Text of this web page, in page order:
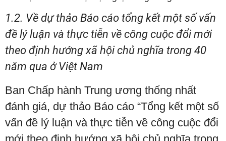
1.2. Về dự thảo Báo cáo tổng kết một số vấn
đề lý luận và thực tiễn về công cuộc đổi mới
theo định hướng xã hội chủ nghĩa trong 40
năm qua ở Việt Nam
Ban Chấp hành Trung ương thống nhất
đánh giá, dự thảo Báo cáo “Tổng kết một số
vấn đề lý luận và thực tiễn về công cuộc đổi